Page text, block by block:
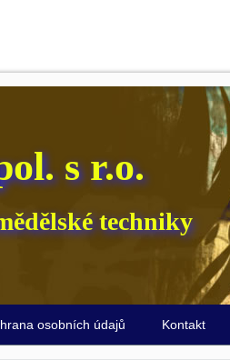
s r.o.
techniky
osobních údajů Kontakt